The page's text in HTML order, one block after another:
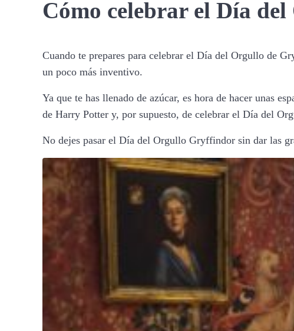
Cómo celebrar el Día
Cuando te prepares para celebrar el Día del Orgullo de
un poco más inventivo.
Ya que te has llenado de azúcar, es hora de hacer unas
de Harry Potter y, por supuesto, de celebrar el Día del
No dejes pasar el Día del Orgullo Gryffindor sin dar las